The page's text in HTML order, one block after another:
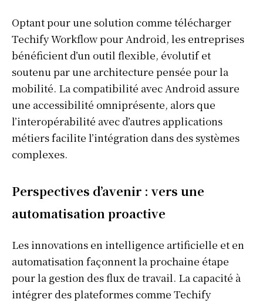
Optant pour une solution comme télécharger
Techify Workflow pour Android, les entreprises
bénéficient d’un outil flexible, évolutif et
soutenu par une architecture pensée pour la
mobilité. La compatibilité avec Android assure
une accessibilité omniprésente, alors que
l’interopérabilité avec d’autres applications
métiers facilite l’intégration dans des systèmes
complexes.
Perspectives d’avenir : vers une
automatisation proactive
Les innovations en intelligence artificielle et en
automatisation façonnent la prochaine étape
pour la gestion des flux de travail. La capacité à
intégrer des plateformes comme Techify